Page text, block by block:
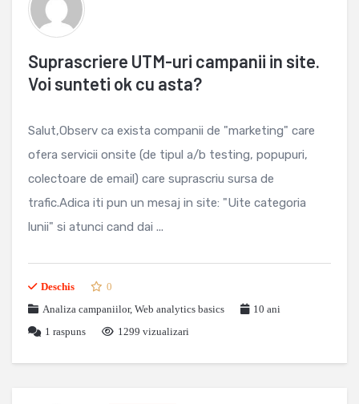
Suprascriere UTM-uri campanii in site.
Voi sunteti ok cu asta?
Salut,Observ ca exista companii de "marketing" care
ofera servicii onsite (de tipul a/b testing, popupuri,
colectoare de email) care suprascriu sursa de
trafic.Adica iti pun un mesaj in site: "Uite categoria
lunii" si atunci cand dai ...
Deschis
0
Analiza campaniilor, Web analytics basics
10 ani
1 raspuns 1299 vizualizari